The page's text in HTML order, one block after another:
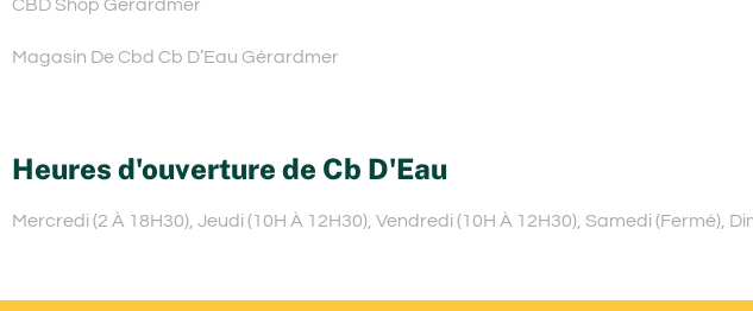
CBD Shop Gérardmer
Magasin De Cbd Cb D’Eau Gérardmer
Heures d'ouverture de Cb D'Eau
Mercredi (2 À 18H30), Jeudi (10H À 12H30), Vendredi (10H À 12H30), Samedi (Fermé),